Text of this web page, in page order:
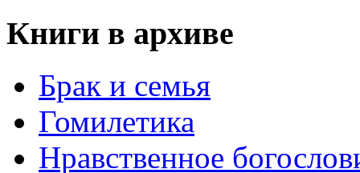
Книги в архиве
Брак и семья
Гомилетика
Нравственное